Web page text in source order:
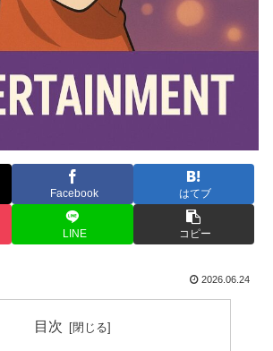
Facebook はてブ
LINE コピー
2026.06.24
目次